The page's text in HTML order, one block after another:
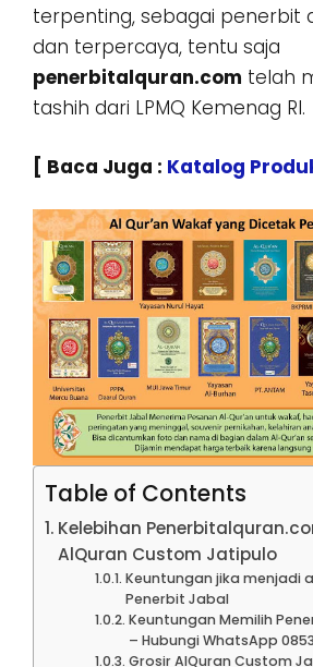
terpenting, sebagai penerbit
dan terpercaya, tentu saja
penerbitalquran.com telah
tashih dari LPMQ Kemenag RI.
[ Baca Juga : Katalog
Table of Contents
Kelebihan
AlQuran Custom Jatipulo
Keuntungan jika menjadi
Penerbit Jabal
Keuntungan Memilih
– Hubungi WhatsApp 0853
Grosir AlQuran Custom